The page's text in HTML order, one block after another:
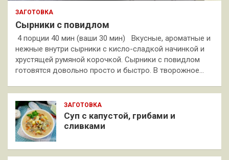
ЗАГОТОВКА
Сырники с повидлом
4 порции 40 мин (ваши 30 мин) Вкусные, ароматные и
нежные внутри сырники с кисло-сладкой начинкой и
хрустящей румяной корочкой. Сырники с повидлом
готовятся довольно просто и быстро. В творожное…
ЗАГОТОВКА
Суп с капустой, грибами и
сливками